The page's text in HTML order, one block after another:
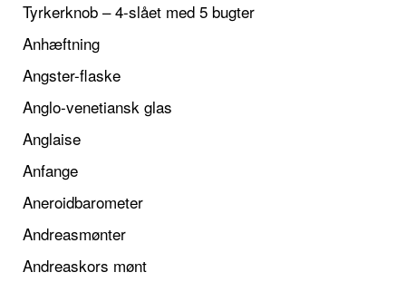
Tyrkerknob – 4-slået med 5 bugter
Anhæftning
Angster-flaske
Anglo-venetiansk glas
Anglaise
Anfange
Aneroidbarometer
Andreasmønter
Andreaskors mønt